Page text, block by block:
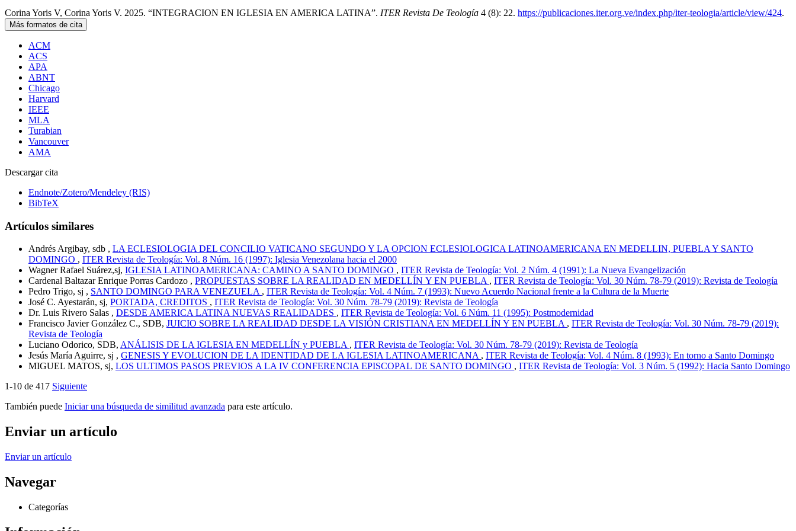
Corina Yoris V, Corina Yoris V. 2025. “INTEGRACION EN IGLESIA EN AMERICA LATINA”. ITER Revista De Teología 4 (8): 22. https://publicaciones.iter.org.ve/index.php/iter-teologia/article/view/424.
Más formatos de cita
ACM
ACS
APA
ABNT
Chicago
Harvard
IEEE
MLA
Turabian
Vancouver
AMA
Descargar cita
Endnote/Zotero/Mendeley (RIS)
BibTeX
Artículos similares
Andrés Argibay, sdb , LA ECLESIOLOGIA DEL CONCILIO VATICANO SEGUNDO Y LA OPCION ECLESIOLOGICA LATINOAMERICANA EN MEDELLIN, PUEBLA Y SANTO
DOMINGO , ITER Revista de Teología: Vol. 8 Núm. 16 (1997): Iglesia Venezolana hacia el 2000
Wagner Rafael Suárez,sj, IGLESIA LATINOAMERICANA: CAMINO A SANTO DOMINGO , ITER Revista de Teología: Vol. 2 Núm. 4 (1991): La Nueva Evangelización
Cardenal Baltazar Enrique Porras Cardozo , PROPUESTAS SOBRE LA REALIDAD EN MEDELLÍN Y EN PUEBLA , ITER Revista de Teología: Vol. 30 Núm. 78-79 (2019): Revista de Teología
Pedro Trigo, sj , SANTO DOMINGO PARA VENEZUELA , ITER Revista de Teología: Vol. 4 Núm. 7 (1993): Nuevo Acuerdo Nacional frente a la Cultura de la Muerte
José C. Ayestarán, sj, PORTADA, CREDITOS , ITER Revista de Teología: Vol. 30 Núm. 78-79 (2019): Revista de Teología
Dr. Luis Rivero Salas , DESDE AMERICA LATINA NUEVAS REALIDADES , ITER Revista de Teología: Vol. 6 Núm. 11 (1995): Postmodernidad
Francisco Javier González C., SDB, JUICIO SOBRE LA REALIDAD DESDE LA VISIÓN CRISTIANA EN MEDELLÍN Y EN PUEBLA , ITER Revista de Teología: Vol. 30 Núm. 78-79 (2019):
Revista de Teología
Luciano Odorico, SDB, ANÁLISIS DE LA IGLESIA EN MEDELLÍN y PUEBLA , ITER Revista de Teología: Vol. 30 Núm. 78-79 (2019): Revista de Teología
Jesús María Aguirre, sj , GENESIS Y EVOLUCION DE LA IDENTIDAD DE LA IGLESIA LATINOAMERICANA , ITER Revista de Teología: Vol. 4 Núm. 8 (1993): En torno a Santo Domingo
MIGUEL MATOS, sj, LOS ULTIMOS PASOS PREVIOS A LA IV CONFERENCIA EPISCOPAL DE SANTO DOMINGO , ITER Revista de Teología: Vol. 3 Núm. 5 (1992): Hacia Santo Domingo
1-10 de 417 Siguiente
También puede Iniciar una búsqueda de similitud avanzada para este artículo.
Enviar un artículo
Enviar un artículo
Navegar
Categorías